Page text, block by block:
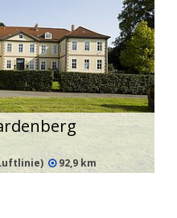
92,9 km